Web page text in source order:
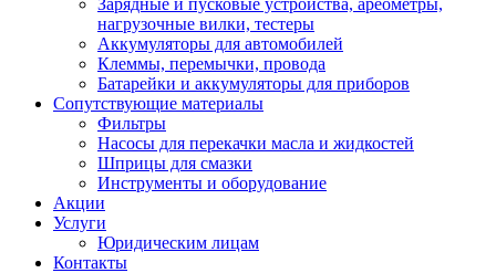
Зарядные и пусковые устройства, ареометры,
нагрузочные вилки, тестеры
Аккумуляторы для автомобилей
Клеммы, перемычки, провода
Батарейки и аккумуляторы для приборов
Сопутствующие материалы
Фильтры
Насосы для перекачки масла и жидкостей
Шприцы для смазки
Инструменты и оборудование
Акции
Услуги
Юридическим лицам
Контакты